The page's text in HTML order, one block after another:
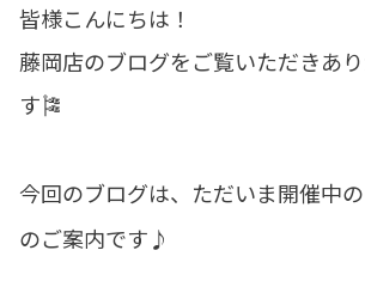
皆様こんにちは！
藤岡店のブログをご覧いただきあ
す🎏
今回のブログは、ただいま開催中の
のご案内です♪